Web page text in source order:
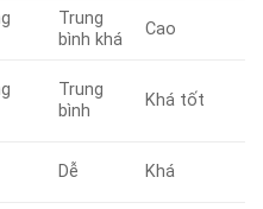
Trung
bình khá
Cao
Trung
bình
Khá tốt
Dễ Khá